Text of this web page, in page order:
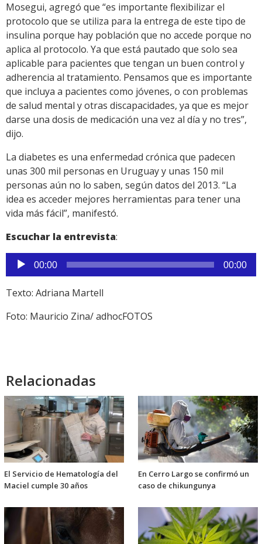
Mosegui, agregó que “es importante flexibilizar el
protocolo que se utiliza para la entrega de este tipo de
insulina porque hay población que no accede porque no
aplica al protocolo. Ya que está pautado que solo sea
aplicable para pacientes que tengan un buen control y
adherencia al tratamiento. Pensamos que es importante
que incluya a pacientes como jóvenes, o con problemas
de salud mental y otras discapacidades, ya que es mejor
darse una dosis de medicación una vez al día y no tres”,
dijo.
La diabetes es una enfermedad crónica que padecen
unas 300 mil personas en Uruguay y unas 150 mil
personas aún no lo saben, según datos del 2013. “La
idea es acceder mejores herramientas para tener una
vida más fácil”, manifestó.
Escuchar la entrevista:
Reproductor
de
audio
00:00 00:00
Texto: Adriana Martell
Foto: Mauricio Zina/ adhocFOTOS
Relacionadas
El Servicio de Hematología del
Maciel cumple 30 años
En Cerro Largo se confirmó un
caso de chikungunya